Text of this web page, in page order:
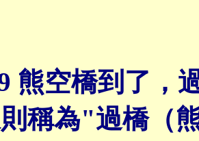
熊空橋到了，
稱為"過橋（